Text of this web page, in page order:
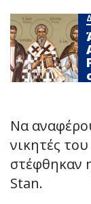
Να
νικητές
στέφθηκαν
Stan.